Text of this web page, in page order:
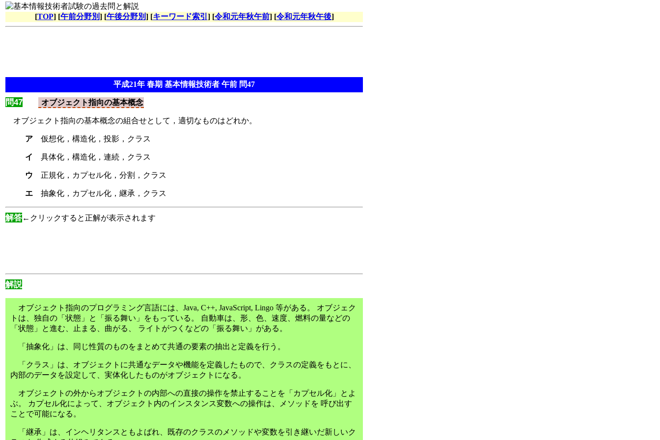
[TOP] [午前分野別] [午後分野別] [キーワード索引 ] [令和元年秋午前] [令和元年秋午後]
平成21年 春期 基本情報技術者 午前 問47
問47 オブジェクト指向の基本概念
オブジェクト指向の基本概念の組合せとして，適切なものはどれか。
ア 仮想化，構造化，投影，クラス
イ 具体化，構造化，連続，クラス
ウ 正規化，カプセル化，分割，クラス
エ 抽象化，カプセル化，継承，クラス
解答←クリックすると正解が表示されます
解説
オブジェクト指向のプログラミング言語には、Java, C++, JavaScript, Lingo 等がある。 オブジェク
トは、独自の「状態」と「振る舞い」をもっている。 自動車は、形、色、速度、燃料の量などの
「状態」と進む、止まる、曲がる、 ライトがつくなどの「振る舞い」がある。
「抽象化」は、同じ性質のものをまとめて共通の要素の抽出と定義を行う。
「クラス」は、オブジェクトに共通なデータや機能を定義したもので、クラスの定義をもとに、
内部のデータを設定して、実体化したものがオブジェクトになる。
オブジェクトの外からオブジェクトの内部への直接の操作を禁止することを「カプセル化」とよ
ぶ。 カプセル化によって、オブジェクト内のインスタンス変数への操作は、メソッドを 呼び出す
ことで可能になる。
「継承」は、インヘリタンスともよばれ、既存のクラスのメソッドや変数を引き継いだ新しいク